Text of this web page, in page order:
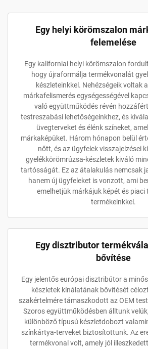
Egy helyi körömszalon
felemelése
Egy kaliforniai helyi körömszalon
hogy újraformálja termékvonalát
készleteinkkel. Nehézségeik voltak
márkafelismerés egységességével
való együttműködés révén
testreszabási lehetőségeinkhez, és
üvegterveket és élénk színeket,
márkaképüket. Három hónapon belül
nőtt, és az ügyfelek visszajelzései
gyelékkörömrúzsa-készletek kiváló
tartósságát. Ez az átalakulás nemcsak
hanem új ügyfeleket is vonzott, ami
emelhetjük márkájuk képét és piaci
termékeinkkel.
Egy disztributor
bővítése
Egy jelentős európai disztribútor a
készletek kínálatának bővítését
szakértelmére támaszkodott az OEM
Szoros együttműködésben álltunk
különböző típusú készletdobozt
színkártya-terveket biztosítottunk. Az
termékvonal volt, amely jól